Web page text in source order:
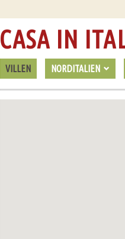
VILLEN NORDITALIEN
CASA IN